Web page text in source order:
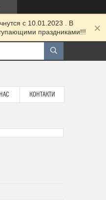
с 10.01.2023 . В
праздниками!!!
КОНТАКТИ